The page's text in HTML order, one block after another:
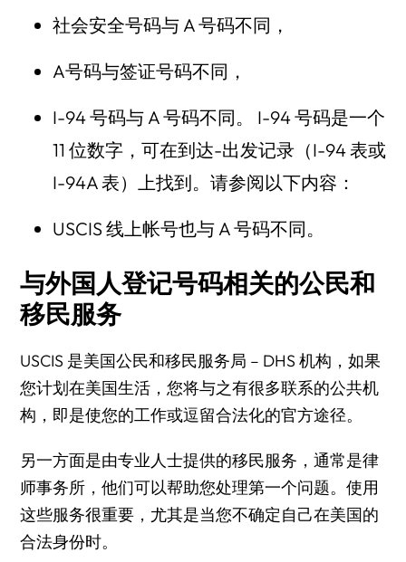
社会安全号码与 A 号码不同，
A号码与签证号码不同，
I-94 号码与 A 号码不同。 I-94 号码是一个
11 位数字，可在到达-出发记录（I-94 表或
I-94A 表）上找到。请参阅以下内容：
USCIS 线上帐号也与 A 号码不同。
与外国人登记号码相关的公民和
移民服务
USCIS 是美国公民和移民服务局 – DHS 机构，如果
您计划在美国生活，您将与之有很多联系的公共机
构，即是使您的工作或逗留合法化的官方途径。
另一方面是由专业人士提供的移民服务，通常是律
师事务所，他们可以帮助您处理第一个问题。使用
这些服务很重要，尤其是当您不确定自己在美国的
合法身份时。